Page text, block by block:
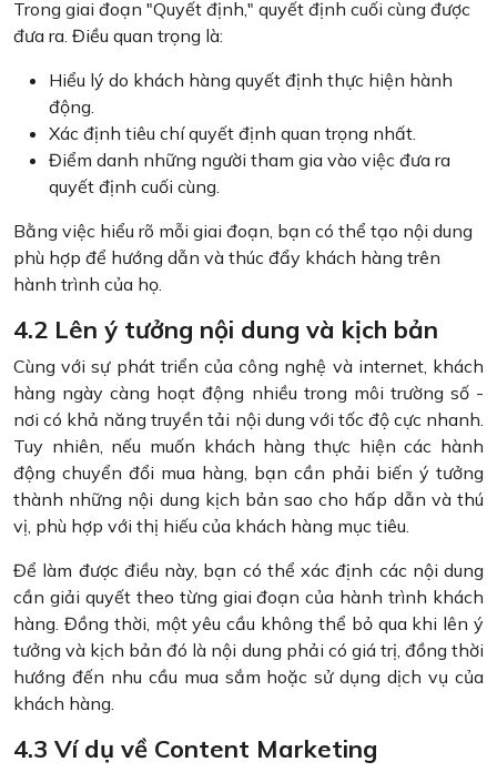
Trong giai đoạn "Quyết định," quyết định cuối cùng được
đưa ra. Điều quan trọng là:
Hiểu lý do khách hàng quyết định thực hiện hành
động.
Xác định tiêu chí quyết định quan trọng nhất.
Điểm danh những người tham gia vào việc đưa ra
quyết định cuối cùng.
Bằng việc hiểu rõ mỗi giai đoạn, bạn có thể tạo nội dung
phù hợp để hướng dẫn và thúc đẩy khách hàng trên
hành trình của họ.
4.2 Lên ý tưởng nội dung và kịch bản
Cùng với sự phát triển của công nghệ và internet, khách
hàng ngày càng hoạt động nhiều trong môi trường số -
nơi có khả năng truyền tải nội dung với tốc độ cực nhanh.
Tuy nhiên, nếu muốn khách hàng thực hiện các hành
động chuyển đổi mua hàng, bạn cần phải biến ý tưởng
thành những nội dung kịch bản sao cho hấp dẫn và thú
vị, phù hợp với thị hiếu của khách hàng mục tiêu.
Để làm được điều này, bạn có thể xác định các nội dung
cần giải quyết theo từng giai đoạn của hành trình khách
hàng. Đồng thời, một yêu cầu không thể bỏ qua khi lên ý
tưởng và kịch bản đó là nội dung phải có giá trị, đồng thời
hướng đến nhu cầu mua sắm hoặc sử dụng dịch vụ của
khách hàng.
4.3 Ví dụ về Content Marketing